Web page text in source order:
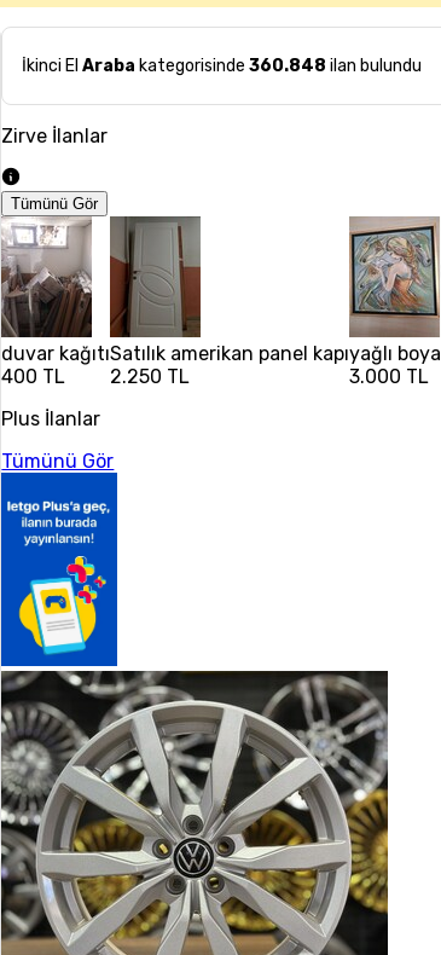
İkinci ElAraba kategorisinde 360.848 ilan bulundu
Zirve İlanlar
Tümünü Gör
duvar kağıtı
400 TL
Satılık amerikan panel kapı
2.250 TL
yağlı boya
3.000 TL
Plus İlanlar
Tümünü Gör